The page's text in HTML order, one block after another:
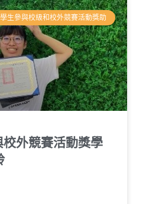
學生參與校級和校外競賽活動獎助
外競賽活動獎學